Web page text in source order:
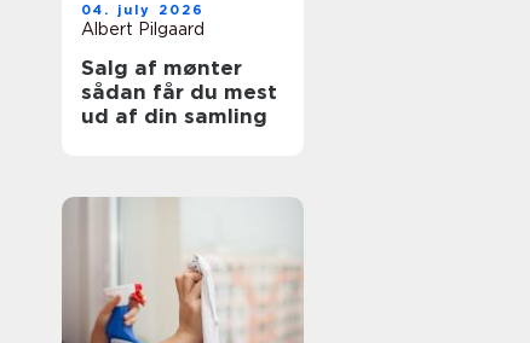
04. july 2026
Albert Pilgaard
Salg af mønter
sådan får du mest
ud af din samling